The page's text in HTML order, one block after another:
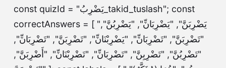
const quizId = "يَضْرِبُ_takid_tuslash"; const
correctAnswers = [ "يَضْرِبَنَّ", "يَضْرِبَانِّ", "يَضْرِبُنَّ",
"تَضْرِبَنَّ", "تَضْرِبَانِّ", "يَضْرِبْنَانِّ", "تَضْرِبَنَّ", "تَضْرِبَانِّ",
"تَضْرِبُنَّ", "تَضْرِبِنَّ", "تَضْرِبَانِّ", "تَضْرِبْنَانِّ", "أَضْرِبَنَّ",